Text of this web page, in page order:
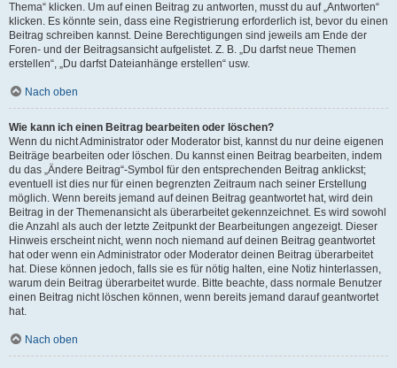
Thema“ klicken. Um auf einen Beitrag zu antworten, musst du auf „Antworten“
klicken. Es könnte sein, dass eine Registrierung erforderlich ist, bevor du einen
Beitrag schreiben kannst. Deine Berechtigungen sind jeweils am Ende der
Foren- und der Beitragsansicht aufgelistet. Z. B. „Du darfst neue Themen
erstellen“, „Du darfst Dateianhänge erstellen“ usw.
Nach oben
Wie kann ich einen Beitrag bearbeiten oder löschen?
Wenn du nicht Administrator oder Moderator bist, kannst du nur deine eigenen
Beiträge bearbeiten oder löschen. Du kannst einen Beitrag bearbeiten, indem
du das „Ändere Beitrag“-Symbol für den entsprechenden Beitrag anklickst;
eventuell ist dies nur für einen begrenzten Zeitraum nach seiner Erstellung
möglich. Wenn bereits jemand auf deinen Beitrag geantwortet hat, wird dein
Beitrag in der Themenansicht als überarbeitet gekennzeichnet. Es wird sowohl
die Anzahl als auch der letzte Zeitpunkt der Bearbeitungen angezeigt. Dieser
Hinweis erscheint nicht, wenn noch niemand auf deinen Beitrag geantwortet
hat oder wenn ein Administrator oder Moderator deinen Beitrag überarbeitet
hat. Diese können jedoch, falls sie es für nötig halten, eine Notiz hinterlassen,
warum dein Beitrag überarbeitet wurde. Bitte beachte, dass normale Benutzer
einen Beitrag nicht löschen können, wenn bereits jemand darauf geantwortet
hat.
Nach oben